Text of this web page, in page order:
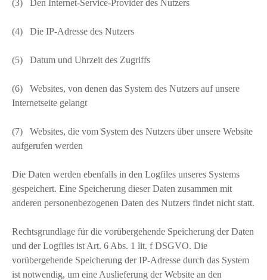
(3) Den Internet-Service-Provider des Nutzers
(4) Die IP-Adresse des Nutzers
(5) Datum und Uhrzeit des Zugriffs
(6) Websites, von denen das System des Nutzers auf unsere
Internetseite gelangt
(7) Websites, die vom System des Nutzers über unsere Website
aufgerufen werden
Die Daten werden ebenfalls in den Logfiles unseres Systems
gespeichert. Eine Speicherung dieser Daten zusammen mit
anderen personenbezogenen Daten des Nutzers findet nicht statt.
Rechtsgrundlage für die vorübergehende Speicherung der Daten
und der Logfiles ist Art. 6 Abs. 1 lit. f DSGVO. Die
vorübergehende Speicherung der IP-Adresse durch das System
ist notwendig, um eine Auslieferung der Website an den